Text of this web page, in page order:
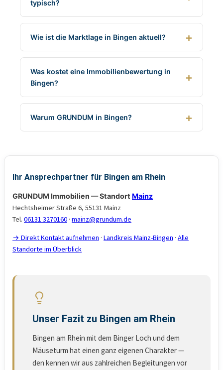
typisch?
Wie ist die Marktlage in Bingen aktuell?
Was kostet eine Immobilienbewertung in
Bingen?
Warum GRUNDUM in Bingen?
Ihr Ansprechpartner für Bingen am Rhein
GRUNDUM Immobilien — Standort Mainz
Hechtsheimer Straße 6, 55131 Mainz
Tel. 06131 3270160 · mainz@grundum.de
→ Direkt Kontakt aufnehmen · Landkreis Mainz-Bingen · Alle
Standorte im Überblick
Unser Fazit zu Bingen am Rhein
Bingen am Rhein mit dem Binger Loch und dem
Mäuseturm hat einen ganz eigenen Charakter —
den kennen wir aus zahlreichen Begleitungen vor